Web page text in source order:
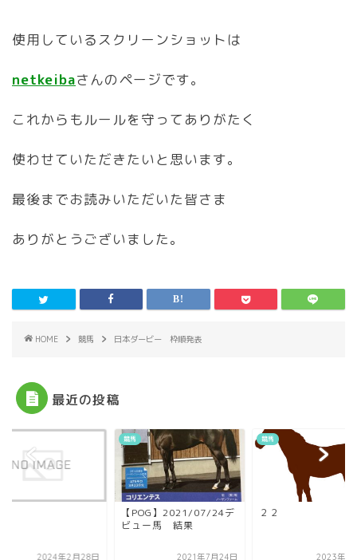
使用しているスクリーンショットは
netkeibaさんのページです。
これからもルールを守ってありがたく
使わせていただきたいと思います。
最後までお読みいただいた皆さま
ありがとうございました。
HOME 競馬 日本ダービー 枠順発表
最近の投稿
2024年2月28日
競馬
【POG】2021/07/24デ
ビュー馬 結果
2021年7月24日
競馬
２２
2023年1